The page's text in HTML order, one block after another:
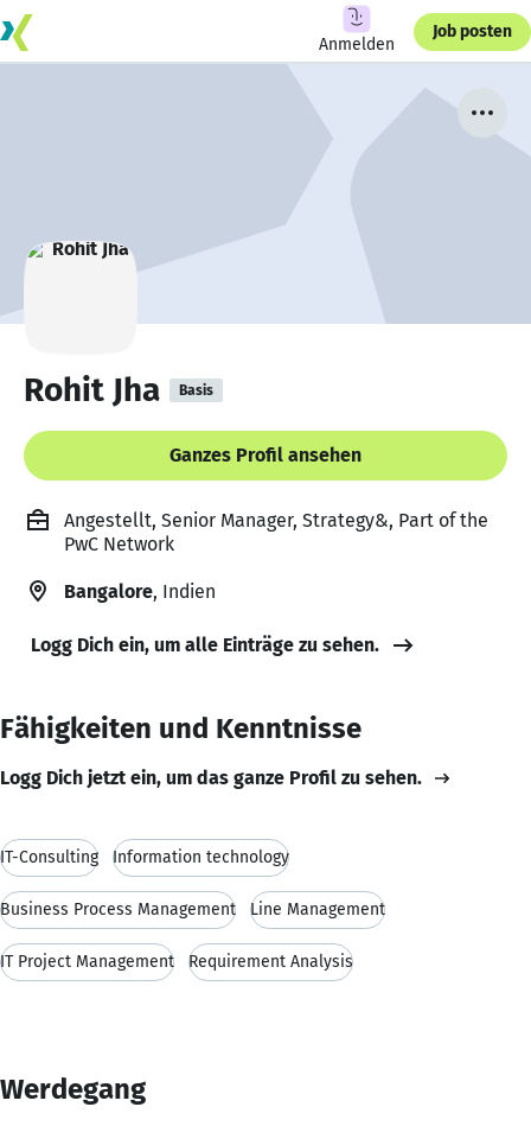
Anmelden
Job posten
Rohit Jha Basis
Ganzes Profil ansehen
Angestellt, Senior Manager, Strategy&, Part of the
PwC Network
Bangalore, Indien
Logg Dich ein, um alle Einträge zu sehen.
Fähigkeiten und Kenntnisse
Logg Dich jetzt ein, um das ganze Profil zu sehen.
IT-Consulting Information technology
Business Process Management Line Management
IT Project Management Requirement Analysis
Werdegang